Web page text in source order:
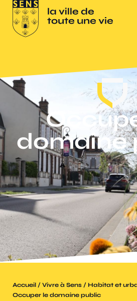
Accueil / Vivre à Sens / Habitat et
Occuper le domaine public
domaine